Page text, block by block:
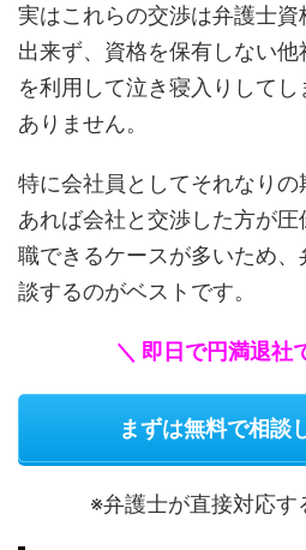
実はこれらの交渉は弁護士
出来ず、資格を保有しない
を利用して泣き寝入りして
ありません。
特に会社員としてそれなり
あれば会社と交渉した方が
職できるケースが多いため
談するのがベストです。
＼ 即日で円満退社
まずは無料で相談
※弁護士が直接対応す